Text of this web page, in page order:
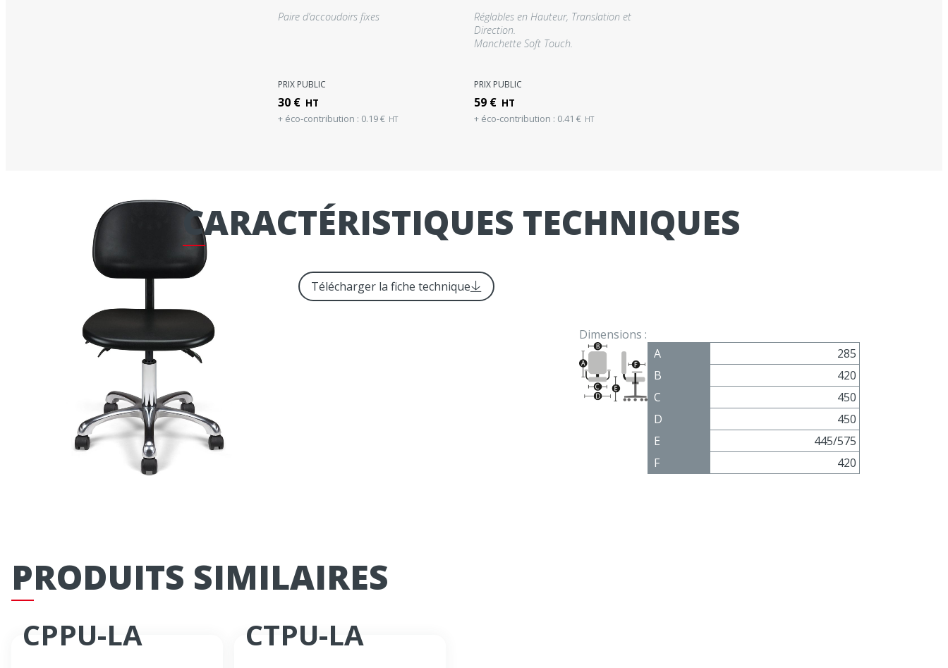
Paire d’accoudoirs fixes
PRIX PUBLIC
30€ HT
+ éco-contribution : 0.19€ HT
Réglables en Hauteur, Translation et
Direction.
Manchette Soft Touch.
PRIX PUBLIC
59 € HT
+ éco-contribution : 0.41 € HT
CARACTÉRISTIQUES TECHNIQUES
Télécharger la fiche technique
Dimensions :
A
285
B
420
C
450
D
450
E
445/575
F
420
PRODUITS SIMILAIRES
CPPU-LA CTPU-LA